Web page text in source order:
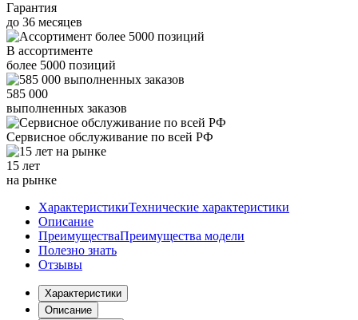
Гарантия
до 36 месяцев
В ассортименте
более 5000 позиций
585 000
выполненных заказов
Сервисное обслуживание по всей РФ
15 лет
на рынке
ХарактеристикиТехнические характеристики
Описание
ПреимуществаПреимущества модели
Полезно знать
Отзывы
Характеристики
Описание